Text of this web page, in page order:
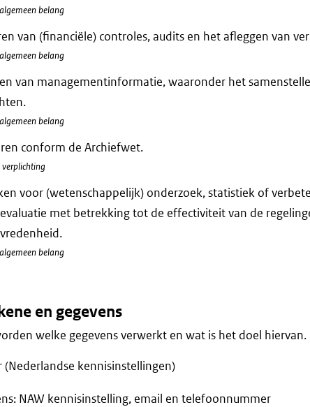
belang
van (financiële) controles, audits en het afleggen van
belang
van managementinformatie, waaronder het
belang
conform de Archiefwet.
voor (wetenschappelijk) onderzoek, statistiek of
met betrekking tot de effectiviteit van de
belang
en gegevens
welke gegevens verwerkt en wat is het doel hiervan.
(Nederlandse kennisinstellingen)
NAW kennisinstelling, email en telefoonnummer